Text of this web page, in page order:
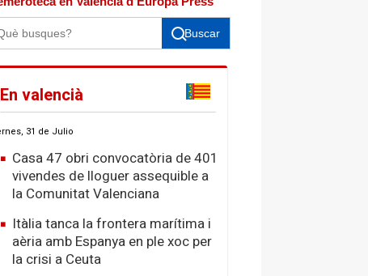
Buscar
En valencià
31 de Julio
Casa 47 obri convocatòria de 401
vivendes de lloguer assequible a
la Comunitat Valenciana
Itàlia tanca la frontera marítima i
aèria amb Espanya en ple xoc per
la crisi a Ceuta